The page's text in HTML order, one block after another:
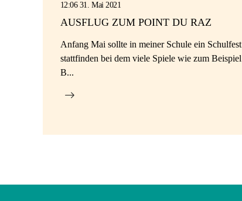
12:06 31. Mai 2021
AUSFLUG ZUM POINT DU RAZ
Anfang Mai sollte in meiner Schule ein Schulfest
stattfinden bei dem viele Spiele wie zum Beispiel
B...